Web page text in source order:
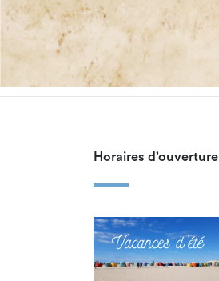
Horaires d’ouverture